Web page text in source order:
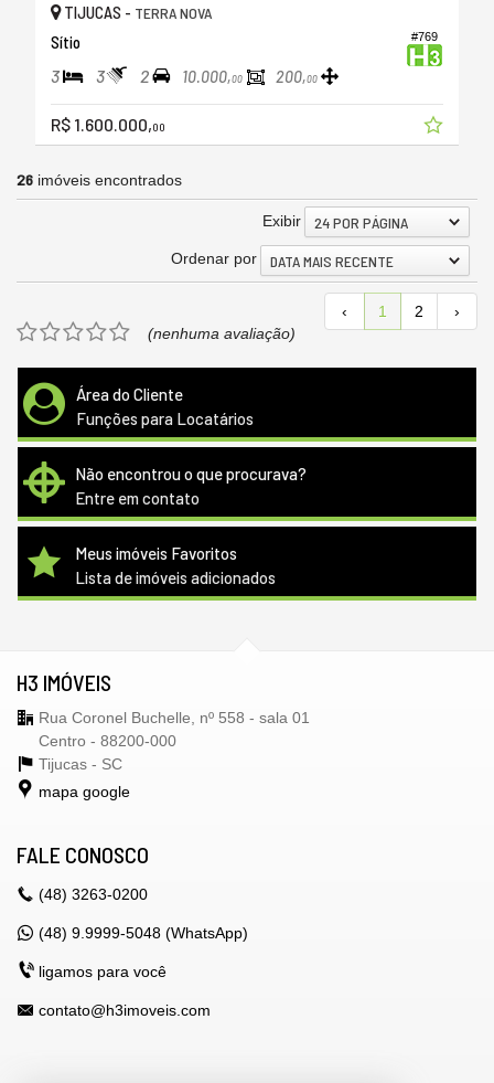
#769
TIJUCAS - TERRA NOVA
Sítio
3 3 2 10.000,00 200,00
R$ 1.600.000,00
26 imóveis encontrados
Exibir 24 POR PÁGINA
Ordenar por DATA MAIS RECENTE
‹ 1 2
›
(nenhuma avaliação)
Área do Cliente
Funções para Locatários
Não encontrou o que procurava?
Entre em contato
Meus imóveis Favoritos
Lista de imóveis adicionados
H3 IMÓVEIS
Rua Coronel Buchelle, nº 558 - sala 01
Centro - 88200-000
Tijucas - SC
mapa google
FALE CONOSCO
(48) 3263-0200
(48) 9.9999-5048 (WhatsApp)
ligamos para você
contato@h3imoveis.com